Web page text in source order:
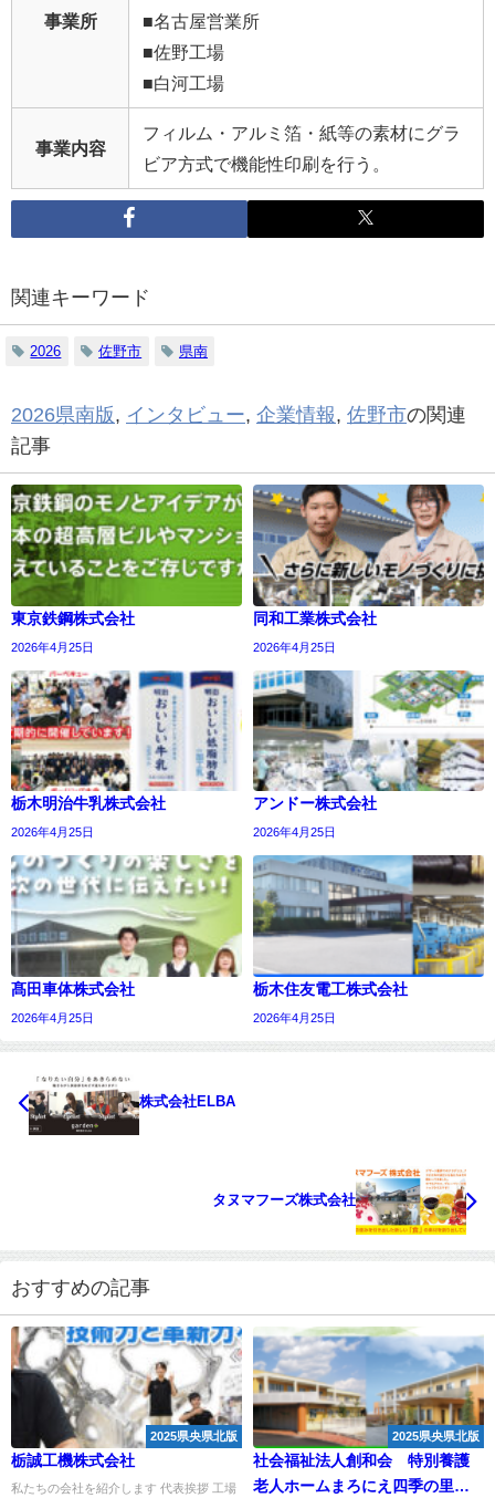
事業所
■名古屋営業所
■佐野工場
■白河工場
事業内容
フィルム・アルミ箔・紙等の素材にグラ
ビア方式で機能性印刷を行う。
関連キーワード
2026 佐野市 県南
2026県南版, インタビュー, 企業情報, 佐野市の関連
記事
東京鉄鋼株式会社
2026年4月25日
同和工業株式会社
2026年4月25日
栃木明治牛乳株式会社
2026年4月25日
アンドー株式会社
2026年4月25日
髙田車体株式会社
2026年4月25日
栃木住友電工株式会社
2026年4月25日
株式会社ELBA
タヌマフーズ株式会社
おすすめの記事
2025県央県北版
栃誠工機株式会社
私たちの会社を紹介します 代表挨拶 工場
2025県央県北版
社会福祉法人創和会 特別養護
老人ホームまろにえ四季の里・